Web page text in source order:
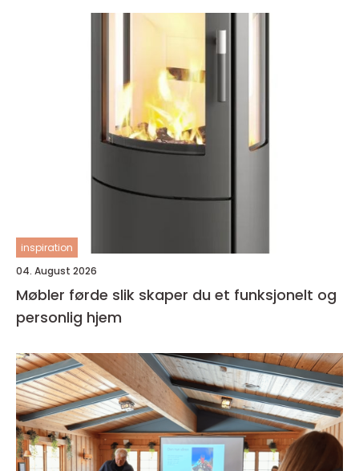
inspiration
04. August 2026
Møbler førde slik skaper du et funksjonelt og
personlig hjem